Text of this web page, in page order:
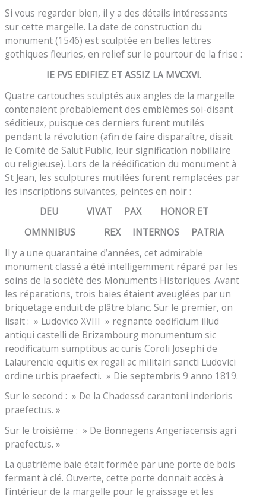
Si vous regarder bien, il y a des détails intéressants
sur cette margelle. La date de construction du
monument (1546) est sculptée en belles lettres
gothiques fleuries, en relief sur le pourtour de la frise :
IE FVS EDIFIEZ ET ASSIZ LA MVCXVI.
Quatre cartouches sculptés aux angles de la margelle
contenaient probablement des emblèmes soi-disant
séditieux, puisque ces derniers furent mutilés
pendant la révolution (afin de faire disparaître, disait
le Comité de Salut Public, leur signification nobiliaire
ou religieuse). Lors de la réédification du monument à
St Jean, les sculptures mutilées furent remplacées par
les inscriptions suivantes, peintes en noir :
DEU VIVAT PAX HONOR ET
OMNNIBUS REX INTERNOS PATRIA
Il y a une quarantaine d’années, cet admirable
monument classé a été intelligemment réparé par les
soins de la société des Monuments Historiques. Avant
les réparations, trois baies étaient aveuglées par un
briquetage enduit de plâtre blanc. Sur le premier, on
lisait : » Ludovico XVIII » regnante oedificium illud
antiqui castelli de Brizambourg monumentum sic
reodificatum sumptibus ac curis Coroli Josephi de
Lalaurencie equitis ex regali ac militairi sancti Ludovici
ordine urbis praefecti. » Die septembris 9 anno 1819.
Sur le second : » De la Chadessé carantoni inderioris
praefectus. »
Sur le troisième : » De Bonnegens Angeriacensis agri
praefectus. »
La quatrième baie était formée par une porte de bois
fermant à clé. Ouverte, cette porte donnait accès à
l’intérieur de la margelle pour le graissage et les